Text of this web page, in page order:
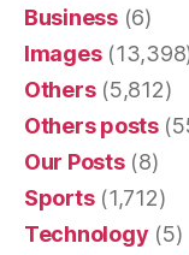
Business(6)
Images
Others(5,812)
Others posts
Our Posts(8)
Sports(1,712)
Technology (5)